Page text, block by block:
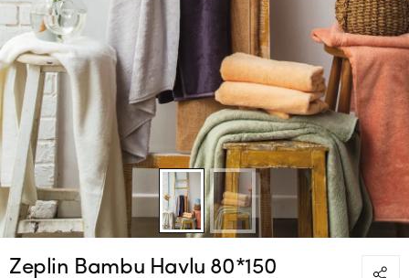
Zeplin Bambu Havlu 80*150